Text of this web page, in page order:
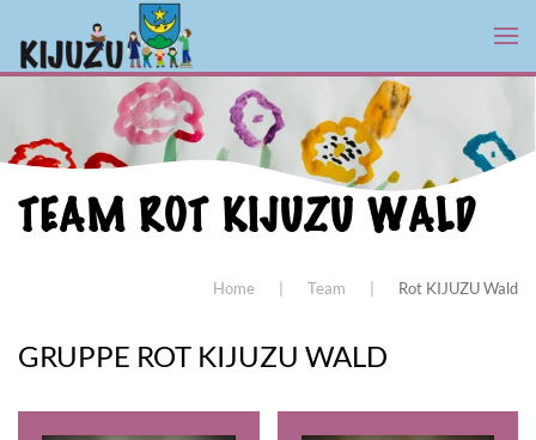
Zum Hauptinhalt springen
TEAM ROT KIJUZU WALD
Home Team Rot KIJUZU Wald
GRUPPE ROT KIJUZU WALD